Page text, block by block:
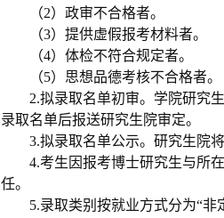
（2） 政审不合格者。
（3）提供虚假报考材料者。
（4）体检不符合规定者。
（5）思想品德考核不合格者。
2.拟录取名单初审。学院研究
录取名单后报送研究生院审定。
3.拟录取名单公示。研究生院
4.考生因报考博士研究生与所
任。
5.录取类别按就业方式分为“非